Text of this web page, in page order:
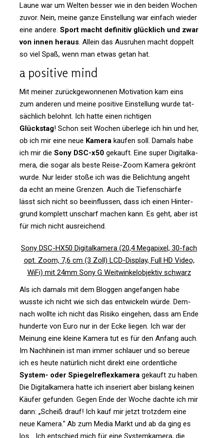
Laune war um Welten besser wie in den beiden Wochen
zuvor. Nein, meine ganze Ein­stel­lung war ein­fach wieder
eine andere. Sport macht defi­nitiv glück­lich und zwar
von innen heraus. Allein das Aus­ruhen macht dop­pelt
so viel Spaß, wenn man etwas getan hat.
a posi­tive mind
Mit meiner zurück­ge­won­nenen Moti­va­tion kam eins
zum anderen und meine posi­tive Ein­stel­lung wurde tat­
säch­lich belohnt. Ich hatte einen rich­tigen
Glückstag! Schon seit Wochen über­lege ich hin und her,
ob ich mir eine neue Kamera kaufen soll. Damals habe
ich mir die Sony DSC-x50 gekauft. Eine super Digi­tal­ka­
mera, die sogar als beste Reise-Zoom Kamera gekrönt
wurde. Nur leider stoße ich was die Belich­tung angeht
da echt an meine Grenzen. Auch die Tie­fen­schärfe
lässt sich nicht so beein­flussen, dass ich einen Hin­ter­
grund kom­plett unscharf machen kann. Es geht, aber ist
für mich nicht ausreichend.
Sony DSC-HX50 Digi­tal­ka­mera (20,4 Mega­pixel, 30-fach
opt. Zoom, 7,6 cm (3 Zoll) LCD-Dis­play, Full HD Video,
WiFi) mit 24mm Sony G Weit­win­kel­ob­jektiv schwarz
Als ich damals mit dem Bloggen ange­fangen habe
wusste ich nicht wie sich das ent­wi­ckeln würde. Dem­
nach wollte ich nicht das Risiko ein­gehen, dass am Ende
hun­derte von Euro nur in der Ecke liegen. Ich war der
Mei­nung eine kleine Kamera tut es für den Anfang auch.
Im Nach­hinein ist man immer schlauer und so bereue
ich es heute natür­lich nicht direkt eine ordent­liche
System- oder Spie­gel­re­flex­ka­mera gekauft zu haben.
Die Digi­tal­ka­mera hatte ich inse­riert aber bis­lang keinen
Käufer gefunden. Gegen Ende der Woche dachte ich mir
dann: „Scheiß drauf! Ich kauf mir jetzt trotzdem eine
neue Kamera.“ Ab zum Media Markt und ab da ging es
los… Ich ent­schied mich für eine Sys­tem­ka­mera, die